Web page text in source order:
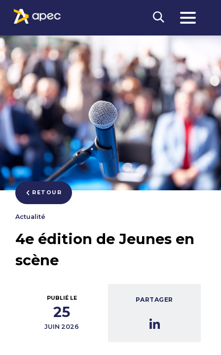
RETOUR
Actualité
4e édition de Jeunes en
scène
PUBLIÉ LE
25
JUIN 2026
PARTAGER